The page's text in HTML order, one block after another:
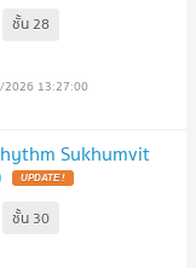
ชั้น28
13:27:00
Sukhumvit
UPDATE !
ชั้น 30